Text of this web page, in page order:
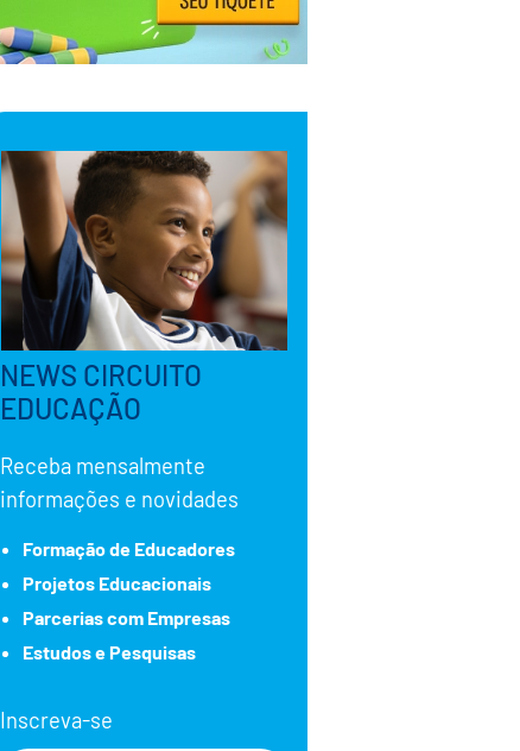
NEWS CIRCUITO
EDUCAÇÃO
Receba mensalmente
informações e novidades
Formação de Educadores
Projetos Educacionais
Parcerias com Empresas
Estudos e Pesquisas
Inscreva-se